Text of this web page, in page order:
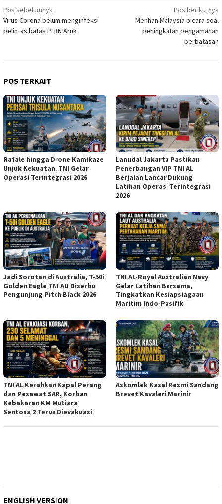
Navigasi
pos
Pos sebelumnya
Virus Corona belum menginfeksi
pelintas batas PLBN Aruk
Pos berikutnya
Menhan Malaysia bicara soal
peningkatan pengamanan
perbatasan
POS TERKAIT
Rafale hingga Drone Kamikaze
Unjuk Kekuatan, TNI Gelar
Operasi Terintegrasi 2026
Lanudal Jakarta Pastikan
Penerbangan VIP TNI AL
Berjalan Lancar Dukung
Latihan Operasi Terintegrasi
2026
Jadi Sorotan di Australia, T-50i
Golden Eagle TNI AU Diserbu
Pengunjung Pitch Black 2026
TNI AL-Royal Australian Navy
Gelar Latihan Bersama,
Tingkatkan Kesiapsiagaan
Maritim Indo-Pasifik
TNI AL Kerahkan Kapal Perang
dan Pesawat SAR, Korban
Kebakaran KM Mutiara
Sentosa 2 Terus Dievakuasi
Askomlek Kasal Resmi Sandang
Brevet Kavaleri Marinir
ENGLISH VERSION